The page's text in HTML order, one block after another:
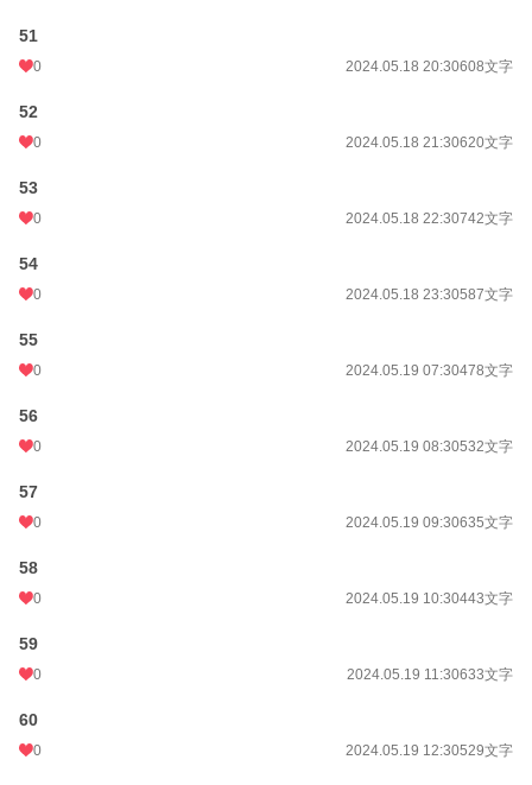
51
0 2024.05.18 20:30608文字
52
0 2024.05.18 21:30620文字
53
0 2024.05.18 22:30742文字
54
0 2024.05.18 23:30587文字
55
0 2024.05.19 07:30478文字
56
0 2024.05.19 08:30532文字
57
0 2024.05.19 09:30635文字
58
0 2024.05.19 10:30443文字
59
0 2024.05.19 11:30633文字
60
0 2024.05.19 12:30529文字